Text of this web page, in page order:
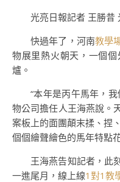
光亮日報記者 王勝昔
快過年了，河南教學
物展里熱火朝天，一個
爐。
“本年是丙午馬年，
物公司擔任人王海燕說。
案板上的面團顛末揉、捏
個個繪聲繪色的馬年特點
王海燕告知記者，此
一進尾月，線上線1對1教